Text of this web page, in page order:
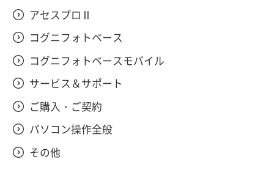
指数などを指数テーブルで参照すること
図を参照する方法を教えてください。
見積をメールで送信するにはどうしたら
良いですか？
コグニソフト起動後、「ご利用パソコン
のハードウェア情報が変更されました。
一度ライセンスを解除してから再登録を
おこなってください。」と表示され起動
できない。
見積ファイルが見積一覧に表示されない
される
コグニセブンからコグニフォトベースへ
連携すると接続がタイムアウトされてし
まう
コグニセブンからコグニフォトベースへ
「コグニセブン」の車種データは、年に
何回更新されますか？
現在、他社の見積ソフトを使用している
のですが、顧客データ等を「コグニセブ
ン」に引き継ぐ機能はありますか？
アセスプロⅡ
コグニフォトベース
コグニフォトベースモバイル
サービス＆サポート
ご購入・ご契約
パソコン操作全般
その他